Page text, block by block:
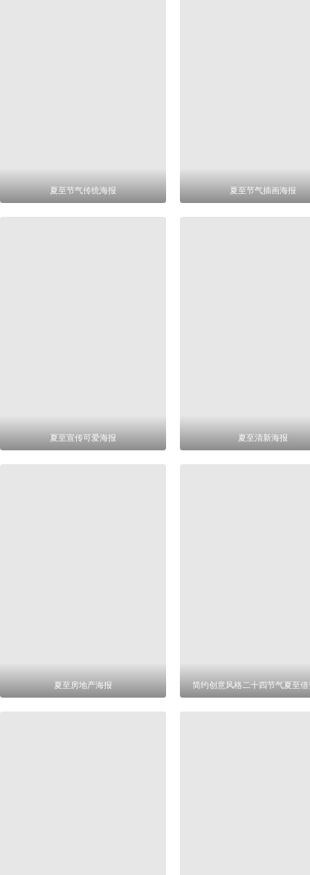
夏至节气传统海报 夏至节气插画海报
夏至宣传可爱海报 夏至清新海报
夏至房地产海报 简约创意风格二十四节气夏至